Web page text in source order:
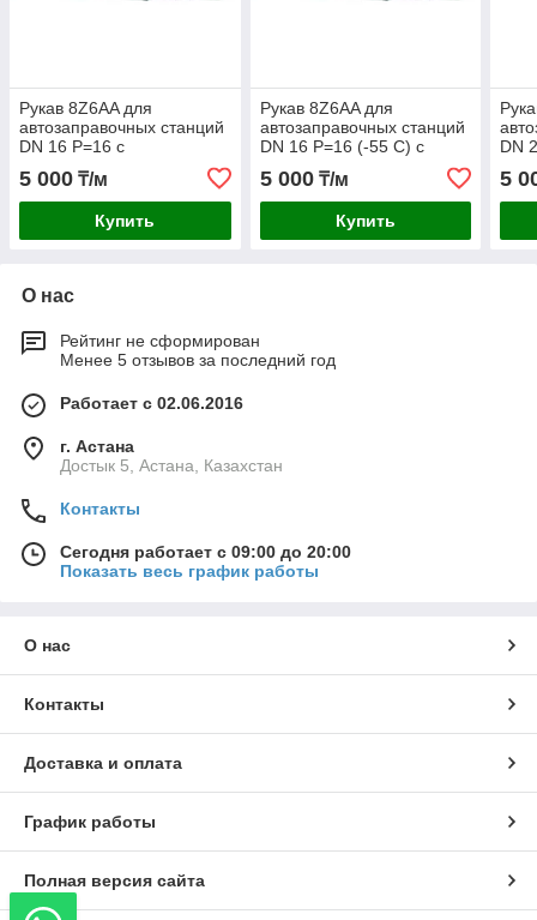
Рукав 8Z6AA для
автозаправочных станций
DN 16 Р=16 с
антистатическим
внутренним слоем
5 000 ₸/м
Купить
Рукав 8Z6AA для
автозаправочных станций
DN 16 Р=16 (-55 С) с
антистатичским
внутренним слоем
5 000₸/м
Купить
DN
5
О нас
Рейтинг не сформирован
Менее 5 отзывов за последний год
Работает с 02.06.2016
г. Астана
Достык 5, Астана, Казахстан
Контакты
Сегодня работает с 09:00 до 20:00
Показать весь график работы
О нас
Контакты
Доставка и оплата
График работы
Полная версия сайта